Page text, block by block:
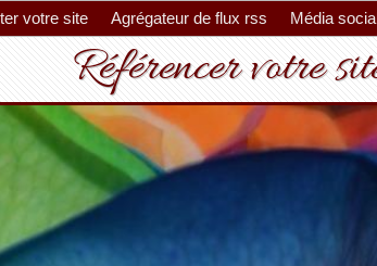
votre site Agrégateur de flux rss Média
Référencer votre